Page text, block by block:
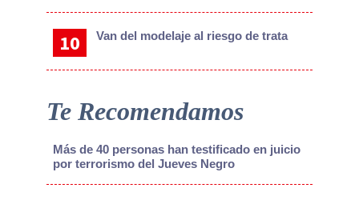
Van del modelaje al riesgo de trata
Te Recomendamos
Más de 40 personas han testificado en juicio
por terrorismo del Jueves Negro